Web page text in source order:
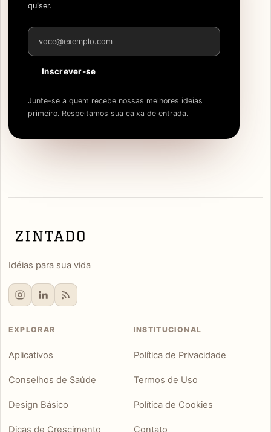
quiser.
Endereço de e-mail
Inscrever-se
Junte-se a quem recebe nossas melhores ideias
primeiro. Respeitamos sua caixa de entrada.
Idéias para sua vida
EXPLORAR
Aplicativos
Conselhos de Saúde
Design Básico
Dicas de Crescimento
INSTITUCIONAL
Política de Privacidade
Termos de Uso
Política de Cookies
Contato